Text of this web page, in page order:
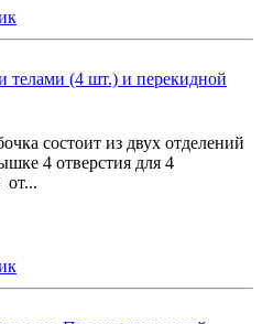
телами (4 шт.) и перекидной
состоит из двух отделений
4 отверстия для 4
от...